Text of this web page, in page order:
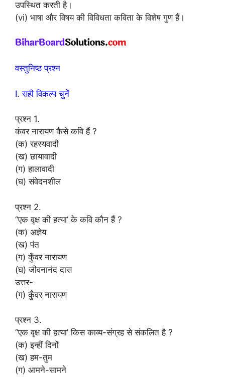
उपस्थित करती है।
(vi) भाषा और विषय की विविधता कविता के विशेष गुण हैं।
वस्तुनिष्ठ प्रश्न
I. सही विकल्प चुनें
प्रश्न 1.
कंवर नारायण कैसे कवि हैं ?
(क) रहस्यवादी
(ख) छायावादी
(ग) हालावादी
(घ) संवेदनशील
प्रश्न 2.
“एक वृक्ष की हत्या’ के कवि कौन हैं ?
(क) अज्ञेय
(ख) पंत
(ग) कुँवर नारायण
(घ) जीवनानंद दास
उत्तर-
(ग) कुँवर नारायण
प्रश्न 3.
“एक वृक्ष की हत्या’ किस काव्य-संग्रह से संकलित है ?
(क) इन्हीं दिनों
(ख) हम-तुम
(ग) आमने-सामने